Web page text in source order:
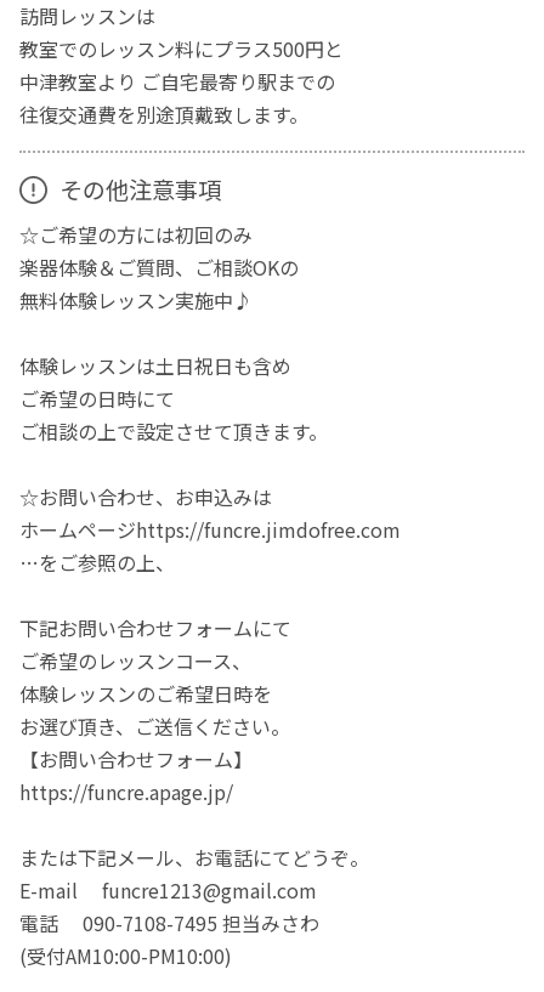
訪問レッスンは
教室でのレッスン料にプラス500円と
中津教室より ご自宅最寄り駅までの
往復交通費を別途頂戴致します。
その他注意事項
☆ご希望の方には初回のみ
楽器体験＆ご質問、ご相談OKの
無料体験レッスン実施中♪
体験レッスンは土日祝日も含め
ご希望の日時にて
ご相談の上で設定させて頂きます。
☆お問い合わせ、お申込みは
ホームページhttps://funcre.jimdofree.com
…をご参照の上、
下記お問い合わせフォームにて
ご希望のレッスンコース、
体験レッスンのご希望日時を
お選び頂き、ご送信ください。
【お問い合わせフォーム】
https://funcre.apage.jp/
または下記メール、お電話にてどうぞ。
E-mail funcre1213@gmail.com
電話 090-7108-7495 担当みさわ
(受付AM10:00-PM10:00)